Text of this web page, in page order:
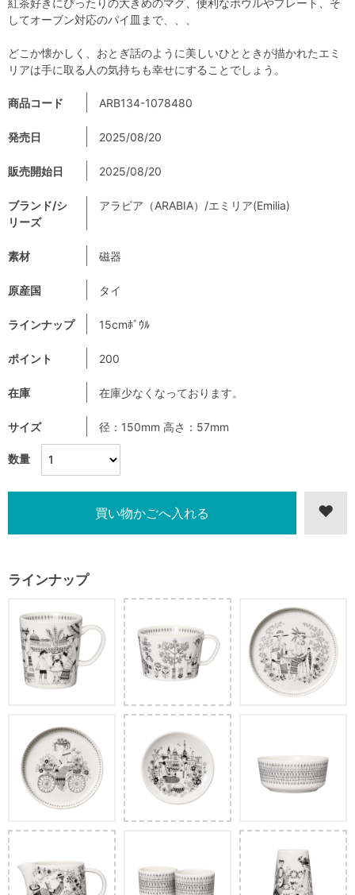
数量
商品コード ARB134-1078480
発売日 2025/08/20
販売開始日 2025/08/20
ブランド/シ
リーズ
アラビア（ARABIA）/エミリア(Emilia)
素材 磁器
原産国 タイ
ラインナップ 15cmﾎﾞｳﾙ
ポイント 200
在庫 在庫少なくなっております。
サイズ 径：150mm 高さ：57mm
ラインナップ
してオーブン対応のパイ皿まで、、、
どこか懐かしく、おとぎ話のように美しいひとときが描かれたエミ
リアは手に取る人の気持ちも幸せにすることでしょう。